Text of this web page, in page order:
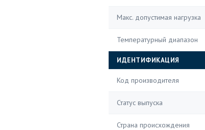
Макс. допустимая нагрузка
Температурный диапазон
ИДЕНТИФИКАЦИЯ
Код производителя
Статус выпуска
Страна происхождения